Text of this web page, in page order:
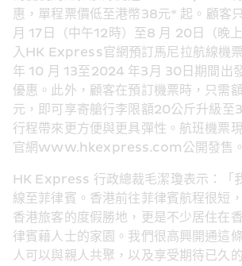
惠，單程票價低至港幣38元* 起。顧客
月 17日（中午12時）至8 月 20日（晚
入HK Express官網預訂馬尼拉航線機
年 10 月 13至2024 年3月 30日期間出
優惠。此外，顧客在預訂機票時，只需
元，即可享寄艙行李限額20公斤升級至
行程帶來更方便與更具彈性。航班機票
官網www.hkexpress.com公開發售。
HK Express 行政總裁毛潔瓊表示：「
線至菲律賓。香港前往菲律賓航程很短
香港旅客的度假勝地，更是不少居住在
律賓藉人士的家園。我們很高興開通這
人可以與親人共聚，以及享受期待已久